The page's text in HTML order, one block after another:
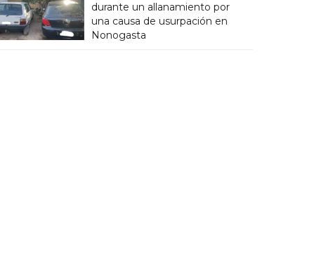
durante un allanamiento por
una causa de usurpación en
Nonogasta